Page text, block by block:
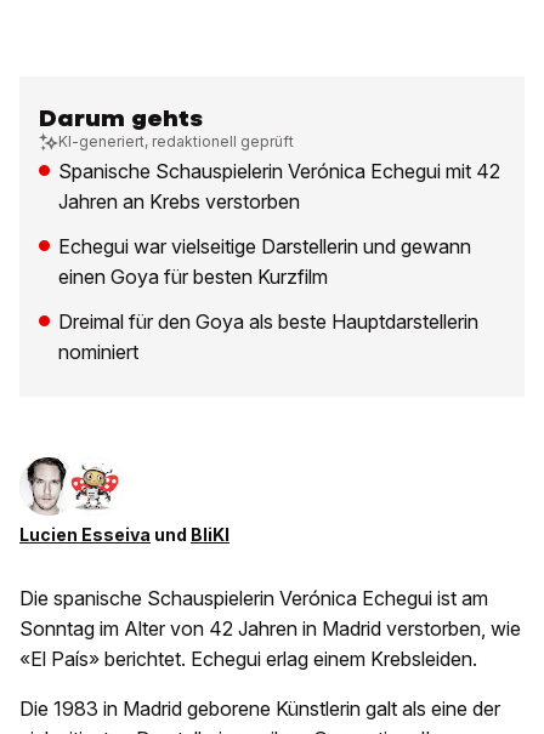
Darum gehts
KI-generiert, redaktionell geprüft
Spanische Schauspielerin Verónica Echegui mit 42
Jahren an Krebs verstorben
Echegui war vielseitige Darstellerin und gewann
einen Goya für besten Kurzfilm
Dreimal für den Goya als beste Hauptdarstellerin
nominiert
Lucien Esseiva und BliKI
Die spanische Schauspielerin Verónica Echegui ist am
Sonntag im Alter von 42 Jahren in Madrid verstorben, wie
«El País» berichtet. Echegui erlag einem Krebsleiden.
Die 1983 in Madrid geborene Künstlerin galt als eine der